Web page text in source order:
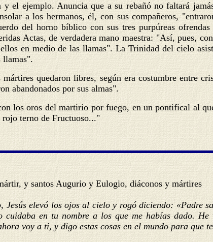
el ejemplo. Anuncia que a su rebañó no faltará
a los hermanos, él, con sus compañeros,
del horno bíblico con sus tres purpúreas
Actas, de verdadera mano maestra: "Así, pues,
en medio de las llamas". La Trinidad del cielo
llamas".
quedaron libres, según era costumbre entre
abandonados por sus almas".
los oros del martirio por fuego, en un pontifical al
terno de Fructuoso..."
y santos Augurio y Eulogio, diáconos y mártires
Jesús elevó los ojos al cielo y rogó diciendo: «Padre
cuidaba en tu nombre a los que me habías dado.
voy a ti, y digo estas cosas en el mundo para que